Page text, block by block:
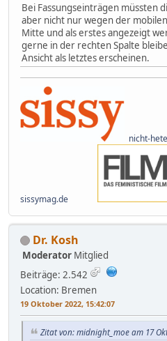
Bei Fassungseinträgen müssten
aber nicht nur wegen der
Mitte und als erstes angezeigt
gerne in der rechten Spalte
Ansicht als letztes erscheinen.
nicht-
sissymag.de
Dr. Kosh
Moderator Mitglied
Beiträge: 2.542
Location: Bremen
19 Oktober 2022, 15:42:07
Zitat von: midnight_moe am 17